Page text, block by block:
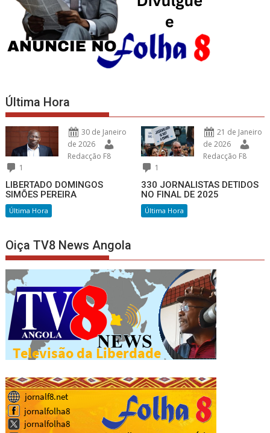
Última Hora
30 de Janeiro
de 2026
Redacção F8
1
LIBERTADO DOMINGOS
SIMÕES PEREIRA
Última Hora
21 de Janeiro
de 2026
Redacção F8
1
330 JORNALISTAS DETIDOS
NO FINAL DE 2025
Última Hora
Oiça TV8 News Angola